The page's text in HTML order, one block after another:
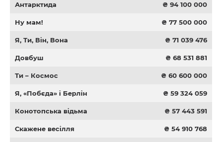
Антарктида ₴ 94 100 000
Ну мам! ₴ 77 500 000
Я, Ти, Він, Вона ₴ 71 039 476
Довбуш ₴ 68 531 881
Ти – Космос ₴ 60 600 000
Я, «Побєда» і Берлін ₴ 59 324 059
Конотопська відьма ₴ 57 443 591
Скажене весілля ₴ 54 910 768